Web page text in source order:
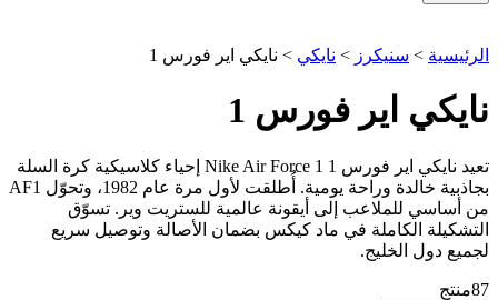
الرئيسية > سنيكرز > نايكي > نايكي اير فورس 1
نايكي اير فورس 1
تعيد نايكي اير فورس 1 Nike Air Force 1 إحياء كلاسيكية كرة السلة
بجاذبية خالدة وراحة يومية. أُطلقت لأول مرة عام 1982، وتحوّل AF1
من أساسي للملاعب إلى أيقونة عالمية للستريت وير. تسوّق
التشكيلة الكاملة في ماد كيكس بضمان الأصالة وتوصيل سريع
لجميع دول الخليج.
87منتج